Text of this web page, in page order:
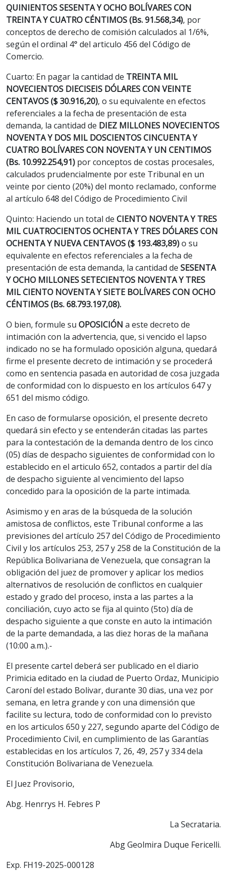
QUINIENTOS SESENTA Y OCHO BOLÍVARES CON
TREINTA Y CUATRO CÉNTIMOS (Bs. 91.568,34), por
conceptos de derecho de comisión calculados al 1/6%,
según el ordinal 4° del articulo 456 del Código de
Comercio.
Cuarto: En pagar la cantidad de TREINTA MIL
NOVECIENTOS DIECISEIS DÓLARES CON VEINTE
CENTAVOS ($ 30.916,20), o su equivalente en efectos
referenciales a la fecha de presentación de esta
demanda, la cantidad de DIEZ MILLONES NOVECIENTOS
NOVENTA Y DOS MIL DOSCIENTOS CINCUENTA Y
CUATRO BOLÍVARES CON NOVENTA Y UN CENTIMOS
(Bs. 10.992.254,91) por conceptos de costas procesales,
calculados prudencialmente por este Tribunal en un
veinte por ciento (20%) del monto reclamado, conforme
al artículo 648 del Código de Procedimiento Civil
Quinto: Haciendo un total de CIENTO NOVENTA Y TRES
MIL CUATROCIENTOS OCHENTA Y TRES DÓLARES CON
OCHENTA Y NUEVA CENTAVOS ($ 193.483,89)ο su
equivalente en efectos referenciales a la fecha de
presentación de esta demanda, la cantidad de SESENTA
Y OCHO MILLONES SETECIENTOS NOVENTA Y TRES
MIL CIENTO NOVENTA Y SIETE BOLÍVARES CON OCHO
CÉNTIMOS (Bs. 68.793.197,08).
O bien, formule su OPOSICIÓN a este decreto de
intimación con la advertencia, que, si vencido el lapso
indicado no se ha formulado oposición alguna, quedará
firme el presente decreto de intimación y se procederá
como en sentencia pasada en autoridad de cosa juzgada
de conformidad con lo dispuesto en los artículos 647 y
651 del mismo código.
En caso de formularse oposición, el presente decreto
quedará sin efecto y se entenderán citadas las partes
para la contestación de la demanda dentro de los cinco
(05) días de despacho siguientes de conformidad con lo
establecido en el articulo 652, contados a partir del día
de despacho siguiente al vencimiento del lapso
concedido para la oposición de la parte intimada.
Asimismo y en aras de la búsqueda de la solución
amistosa de conflictos, este Tribunal conforme a las
previsiones del artículo 257 del Código de Procedimiento
Civil y los artículos 253, 257 y 258 de la Constitución de la
República Bolivariana de Venezuela, que consagran la
obligación del juez de promover y aplicar los medios
alternativos de resolución de conflictos en cualquier
estado y grado del proceso, insta a las partes a la
conciliación, cuyo acto se fija al quinto (5to) día de
despacho siguiente a que conste en auto la intimación
de la parte demandada, a las diez horas de la mañana
(10:00 a.m.).-
El presente cartel deberá ser publicado en el diario
Primicia editado en la ciudad de Puerto Ordaz, Municipio
Caroní del estado Bolivar, durante 30 dias, una vez por
semana, en letra grande y con una dimensión que
facilite su lectura, todo de conformidad con lo previsto
en los articulos 650 y 227, segundo aparte del Código de
Procedimiento Civil, en cumplimiento de las Garantías
establecidas en los artículos 7, 26, 49, 257 y 334 dela
Constitución Bolivariana de Venezuela.
El Juez Provisorio,
Abg. Henrrys H. Febres P
La Secrataria.
Abg Geolmira Duque Fericelli.
Exp. FH19-2025-000128